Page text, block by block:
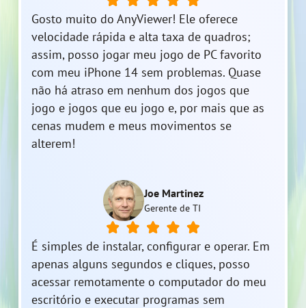
Gosto muito do AnyViewer! Ele oferece
velocidade rápida e alta taxa de quadros;
assim, posso jogar meu jogo de PC favorito
com meu iPhone 14 sem problemas. Quase
não há atraso em nenhum dos jogos que
jogo e jogos que eu jogo e, por mais que as
cenas mudem e meus movimentos se
alterem!
Joe Martinez
Gerente de TI
É simples de instalar, configurar e operar. Em
apenas alguns segundos e cliques, posso
acessar remotamente o computador do meu
escritório e executar programas sem